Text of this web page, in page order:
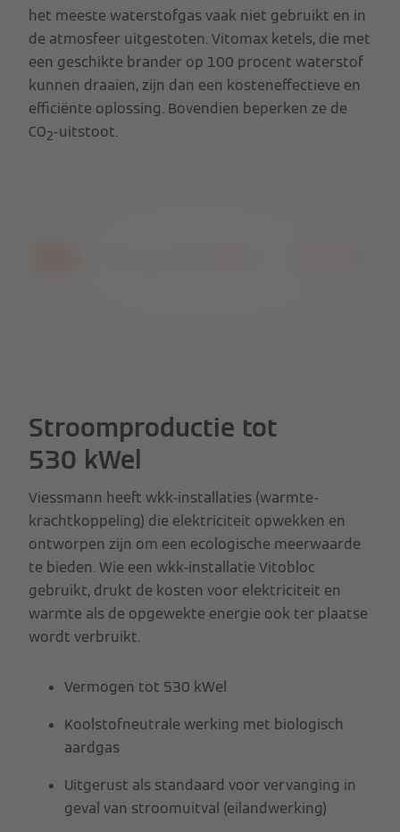
het meeste waterstofgas vaak niet gebruikt en in
de atmosfeer uitgestoten. Vitomax ketels, die met
een geschikte brander op 100 procent waterstof
kunnen draaien, zijn dan een kosteneffectieve en
efficiënte oplossing. Bovendien beperken ze de
CO2-uitstoot.
Stroomproductie tot
530 kWel
Viessmann heeft wkk-installaties (warmte-
krachtkoppeling) die elektriciteit opwekken en
ontworpen zijn om een ecologische meerwaarde
te bieden. Wie een wkk-installatie Vitobloc
gebruikt, drukt de kosten voor elektriciteit en
warmte als de opgewekte energie ook ter plaatse
wordt verbruikt.
Vermogen tot 530 kWel
Koolstofneutrale werking met biologisch
aardgas
Uitgerust als standaard voor vervanging in
geval van stroomuitval (eilandwerking)